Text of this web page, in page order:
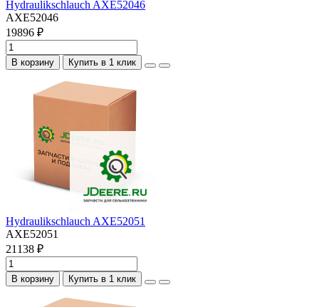
Hydraulikschlauch AXE52046
AXE52046
19896 ₽
В корзину Купить в 1 клик
Hydraulikschlauch AXE52051
AXE52051
21138 ₽
В корзину Купить в 1 клик